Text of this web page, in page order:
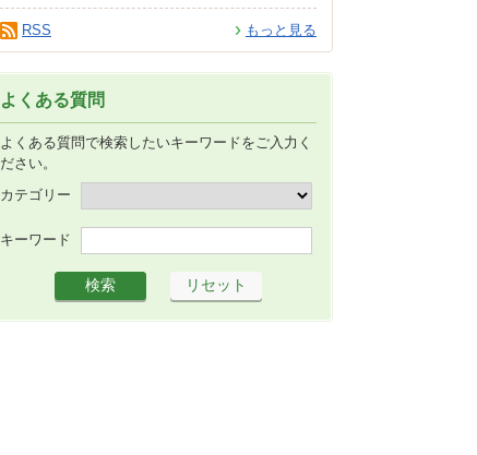
もっと見る
RSS
よくある質問
よくある質問で検索したいキーワードをご入力く
ださい。
カテゴリー
キーワード